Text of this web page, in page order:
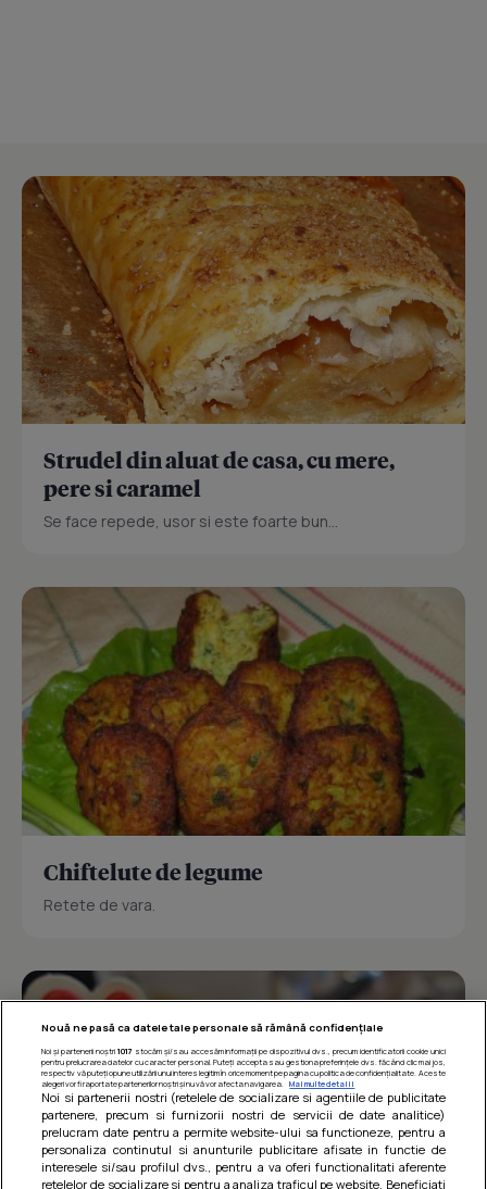
Strudel din aluat de casa, cu mere,
pere si caramel
Se face repede, usor si este foarte bun...
Chiftelute de legume
Retete de vara.
Nouă ne pasă ca datele tale personale să rămână confidențiale
Noi și partenerii noștri 1017 stocăm și/sau accesăm informații pe dispozitivul dvs., precum identificatorii cookie unici
pentru prelucrarea datelor cu caracter personal. Puteți accepta sau gestiona preferințele dvs. făcând clic mai jos,
respectiv vă puteți opune utilizării unui interes legitim în orice moment pe pagina cu politica de confidențialitate. Aceste
alegeri vor fi raportate partenerilor noștri și nu vă vor afecta navigarea.
Mai multe detalii
Noi si partenerii nostri (retelele de socializare si agentiile de publicitate
partenere, precum si furnizorii nostri de servicii de date analitice)
prelucram date pentru a permite website-ului sa functioneze, pentru a
personaliza continutul si anunturile publicitare afisate in functie de
interesele si/sau profilul dvs., pentru a va oferi functionalitati aferente
retelelor de socializare si pentru a analiza traficul pe website. Beneficiati